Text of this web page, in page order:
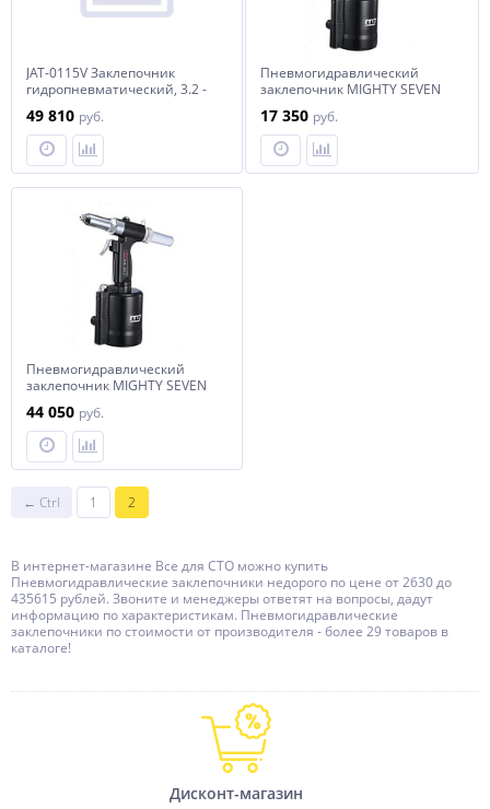
JAT-0115V Заклепочник
гидропневматический, 3.2 -
49 810 руб.
Пневмогидравлический
заклепочник MIGHTY SEVEN
17 350 руб.
Пневмогидравлический
заклепочник MIGHTY SEVEN
44 050 руб.
← Ctrl 1 2
В интернет-магазине Все для СТО можно купить
Пневмогидравлические заклепочники недорого по цене от 2630 до
435615 рублей. Звоните и менеджеры ответят на вопросы, дадут
информацию по характеристикам. Пневмогидравлические
заклепочники по стоимости от производителя - более 29 товаров в
каталоге!
Дисконт-магазин